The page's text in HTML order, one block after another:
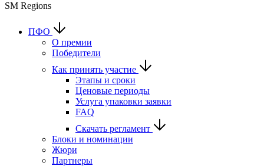
SM Regions
ПФО
О премии
Победители
Как принять участие
Этапы и сроки
Ценовые периоды
Услуга упаковки заявки
FAQ
Скачать регламент
Блоки и номинации
Жюри
Партнеры